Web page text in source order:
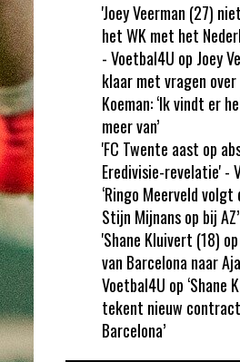
'Joey Veerman (27)
het WK met het
- Voetbal4U op Joey
klaar met vragen over
Koeman: ‘Ik vindt er
meer van’
'FC Twente aast op
Eredivisie-revelatie' -
‘Ringo Meerveld volgt
Stijn Mijnans op bij AZ’
'Shane Kluivert (18)
van Barcelona naar
Voetbal4U op ‘Shane
tekent nieuw
Barcelona’